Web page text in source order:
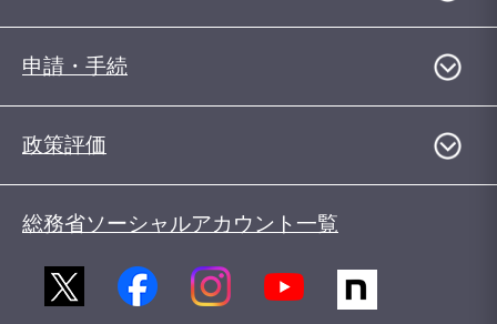
申請・手続
政策評価
総務省ソーシャルアカウント一覧